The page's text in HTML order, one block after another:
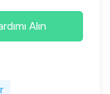
Alın